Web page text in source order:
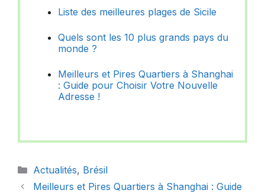
Liste des meilleures plages de Sicile
Quels sont les 10 plus grands pays du
monde ?
Meilleurs et Pires Quartiers à Shanghai
: Guide pour Choisir Votre Nouvelle
Adresse !
Catégories
Actualités, Brésil
Meilleurs et Pires Quartiers à Shanghai : Guide